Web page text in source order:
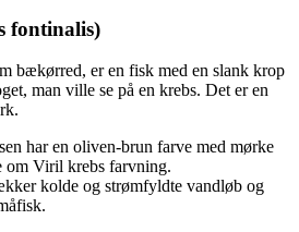
fontinalis)
bækørred, er en fisk med en slank krop
man ville se på en krebs. Det er en
har en oliven-brun farve med mørke
om Viril krebs farvning.
kolde og strømfyldte vandløb og